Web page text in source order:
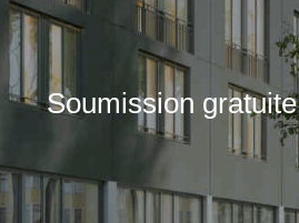
Soumission gratuite